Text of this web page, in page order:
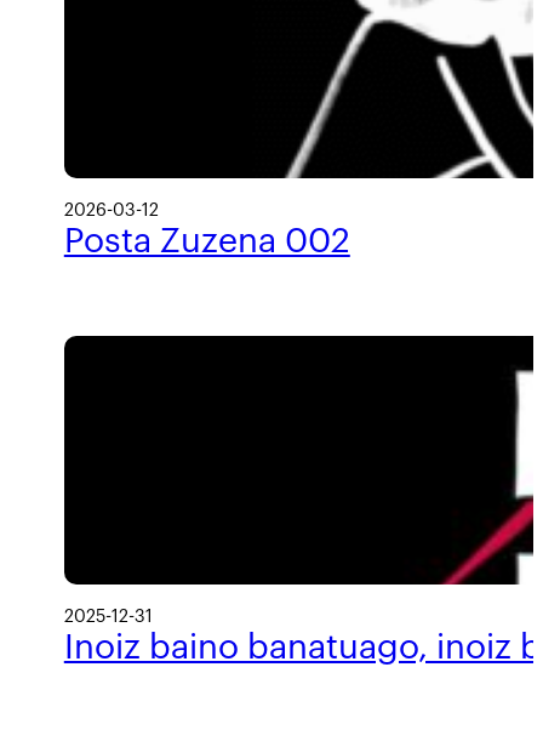
2026-03-12
Posta Zuzena 002
2025-12-31
Inoiz baino banatuago, inoiz